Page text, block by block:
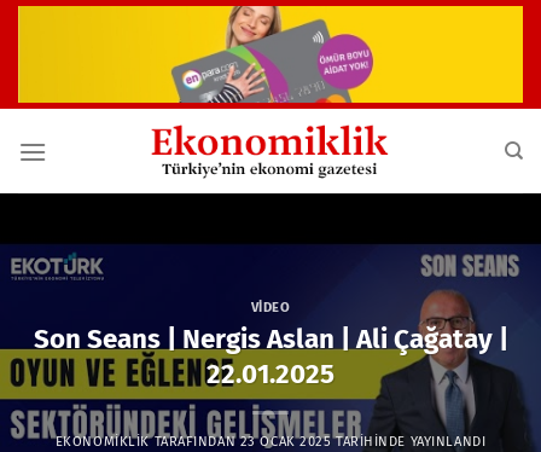
VIDEO
Son Seans | Nergis Aslan | Ali Çağatay |
22.01.2025
EKONOMIKLIKTARAFINDAN 23 OCAK 2025TARIHINDE YAYINLANDI